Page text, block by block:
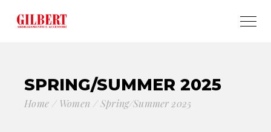
SPRING/SUMMER 2025
Home Women Spring/Summer 2025